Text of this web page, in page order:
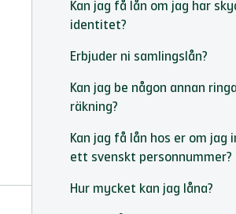
Kan jag få lån om jag har
identitet?
Erbjuder ni samlingslån?
Kan jag be någon annan
räkning?
Kan jag få lån hos er om jag
ett svenskt personnummer?
Hur mycket kan jag låna?